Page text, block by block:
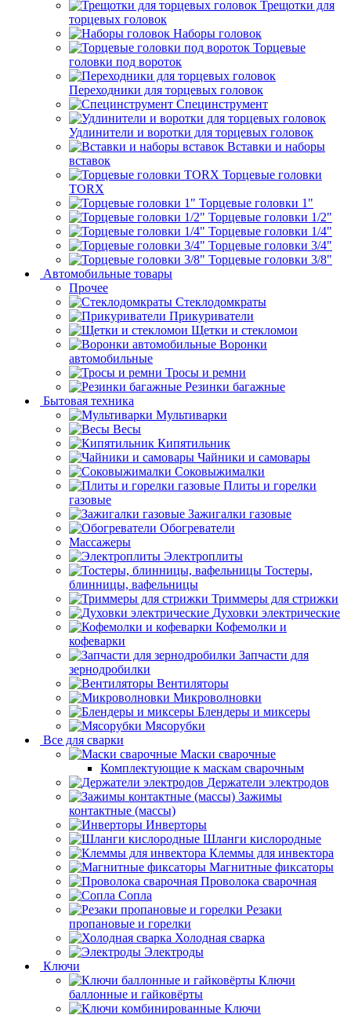
Трещотки для
торцевых головок
Наборы головок
Торцевые
головки под вороток
Переходники для торцевых головок
Специнструмент
Удлинители и воротки для торцевых головок
Вставки и наборы
вставок
Торцевые головки
TORX
Торцевые головки 1"
Торцевые головки 1/2"
Торцевые головки 1/4"
Торцевые головки 3/4"
Торцевые головки 3/8"
Автомобильные товары
Прочее
Стеклодомкраты
Прикуриватели
Щетки и стекломои
Воронки
автомобильные
Тросы и ремни
Резинки багажные
Бытовая техника
Мультиварки
Весы
Кипятильник
Чайники и самовары
Соковыжималки
Плиты и горелки
газовые
Зажигалки газовые
Обогреватели
Массажеры
Электроплиты
Тостеры,
блинницы, вафельницы
Триммеры для стрижки
Духовки электрические
Кофемолки и
кофеварки
Запчасти для
зернодробилки
Вентиляторы
Микроволновки
Блендеры и миксеры
Мясорубки
Все для сварки
Маски сварочные
Комплектующие к маскам сварочным
Держатели электродов
Зажимы
контактные (массы)
Инверторы
Шланги кислородные
Клеммы для инвектора
Магнитные фиксаторы
Проволока сварочная
Сопла
Резаки
пропановые и горелки
Холодная сварка
Электроды
Ключи
Ключи
баллонные и гайковёрты
Ключи